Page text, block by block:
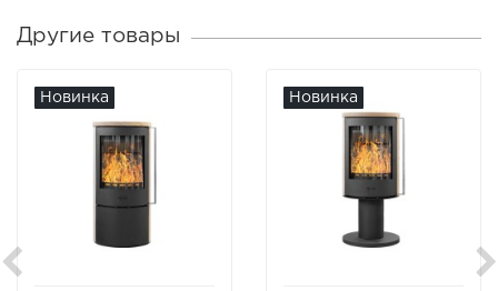
Другие товары
Новинка Новинка